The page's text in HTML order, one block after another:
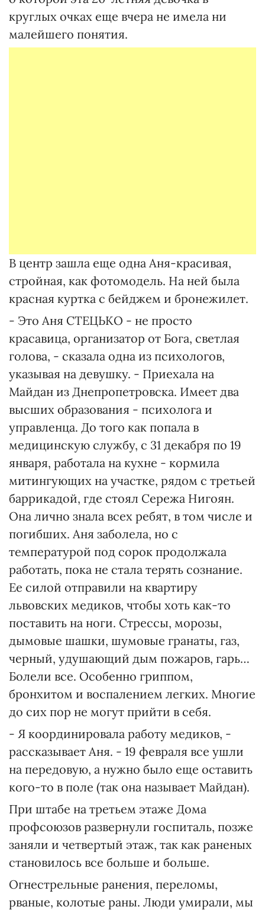
круглых очках еще вчера не имела ни
малейшего понятия.
В центр зашла еще одна Аня-красивая,
стройная, как фотомодель. На ней была
красная куртка с бейджем и бронежилет.
- Это Аня СТЕЦЬКО - не просто
красавица, организатор от Бога, светлая
голова, - сказала одна из психологов,
указывая на девушку. - Приехала на
Майдан из Днепропетровска. Имеет два
высших образования - психолога и
управленца. До того как попала в
медицинскую службу, с 31 декабря по 19
января, работала на кухне - кормила
митингующих на участке, рядом с третьей
баррикадой, где стоял Сережа Нигоян.
Она лично знала всех ребят, в том числе и
погибших. Аня заболела, но с
температурой под сорок продолжала
работать, пока не стала терять сознание.
Ее силой отправили на квартиру
львовских медиков, чтобы хоть как-то
поставить на ноги. Стрессы, морозы,
дымовые шашки, шумовые гранаты, газ,
черный, удушающий дым пожаров, гарь…
Болели все. Особенно гриппом,
бронхитом и воспалением легких. Многие
до сих пор не могут прийти в себя.
- Я координировала работу медиков, -
рассказывает Аня. - 19 февраля все ушли
на передовую, а нужно было еще оставить
кого-то в поле (так она называет Майдан).
При штабе на третьем этаже Дома
профсоюзов развернули госпиталь, позже
заняли и четвертый этаж, так как раненых
становилось все больше и больше.
Огнестрельные ранения, переломы,
рваные, колотые раны. Люди умирали, мы